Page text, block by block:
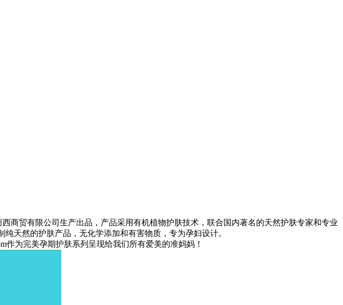
贸有限公司生产出品，产品采用有机植物护肤技术，联合国内著名的天然护肤专家和专业
天然的护肤产品，无化学添加和有害物质，专为孕妇设计。
为完美孕期护肤系列呈现给我们所有爱美的准妈妈！